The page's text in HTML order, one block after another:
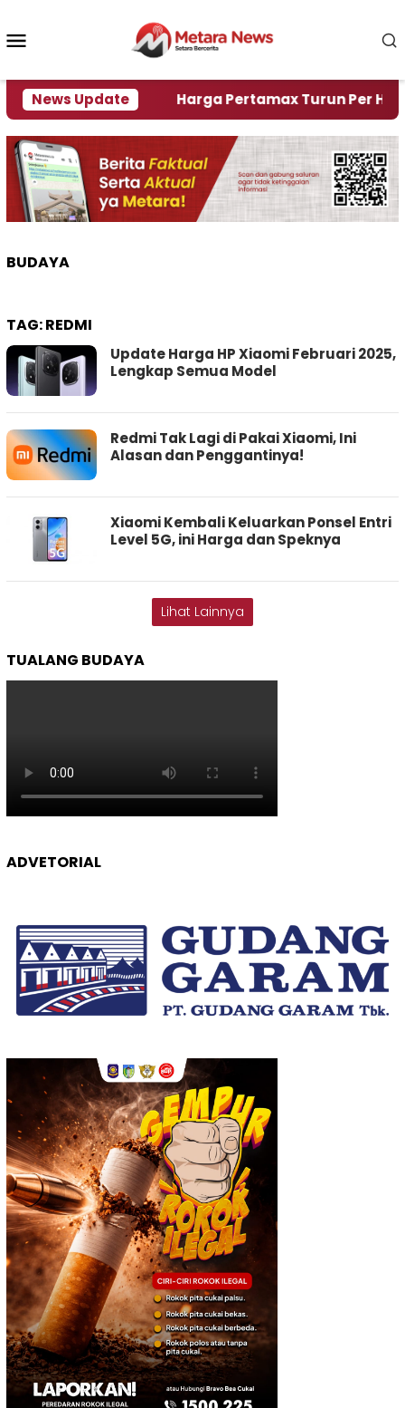
konten
News Update
Krisi Air Harga Pertamax Turun Per Hari Ini,
BUDAYA
TAG:REDMI
Update Harga HP Xiaomi Februari 2025,
Lengkap Semua Model
Redmi Tak Lagi di Pakai Xiaomi, Ini
Alasan dan Penggantinya!
Xiaomi Kembali Keluarkan Ponsel Entri
Level 5G, ini Harga dan Speknya
Lihat Lainnya
TUALANG BUDAYA
ADVETORIAL